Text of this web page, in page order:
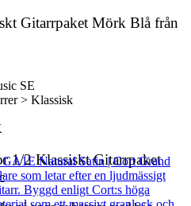
Gitarrpaket Mörk Blå från
SE
> Klassisk
1/2 Klassiskt Gitarrpaket